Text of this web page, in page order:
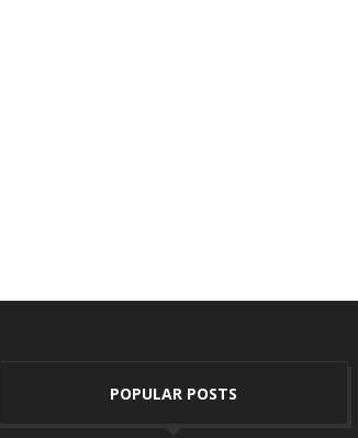
POPULAR POSTS